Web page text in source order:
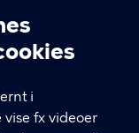
i
fx videoer
gennem
finder du